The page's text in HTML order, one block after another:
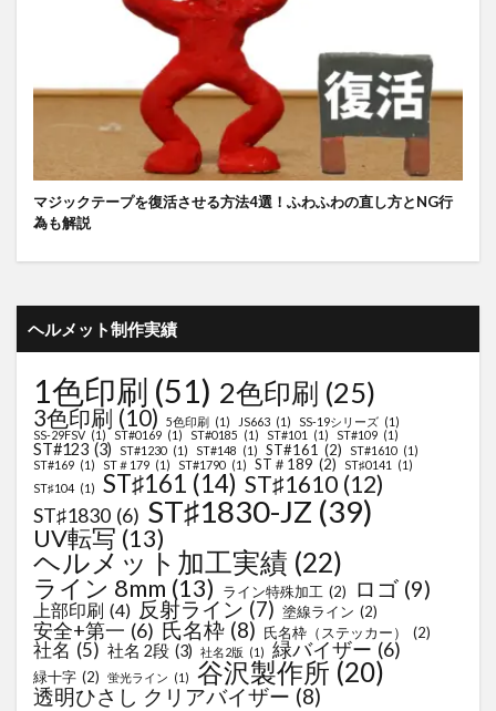
マジックテープを復活させる方法4選！ふわふわの直し方とNG行
為も解説
ヘルメット制作実績
1色印刷 (51) 2色印刷 (25)
3色印刷 (10) 5色印刷 (1) JS663 (1) SS-19シリーズ (1)
SS-29FSV (1) ST#0169 (1) ST#0185 (1) ST#101 (1) ST#109 (1)
ST#123 (3) ST#1230 (1) ST#148 (1) ST#161 (2) ST#1610 (1)
ST#169 (1) ST＃179 (1) ST#1790 (1) ST＃189 (2) ST♯0141
(1)
ST♯104 (1) ST♯161 (14) ST♯1610 (12)
ST♯1830 (6) ST♯1830-JZ (39)
UV転写 (13)
ヘルメット加工実績 (22)
ライン 8mm (13) ライン特殊加工 (2) ロゴ (9)
上部印刷 (4) 反射ライン (7) 塗線ライン (2)
安全+第一 (6) 氏名枠 (8) 氏名枠（ステッカー） (2)
社名 (5) 社名 2段 (3) 社名2版 (1) 緑バイザー (6)
緑十字 (2) 蛍光ライン (1) 谷沢製作所 (20)
透明ひさし クリアバイザー (8)